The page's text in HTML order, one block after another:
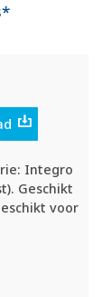
Integro
Geschikt
voor